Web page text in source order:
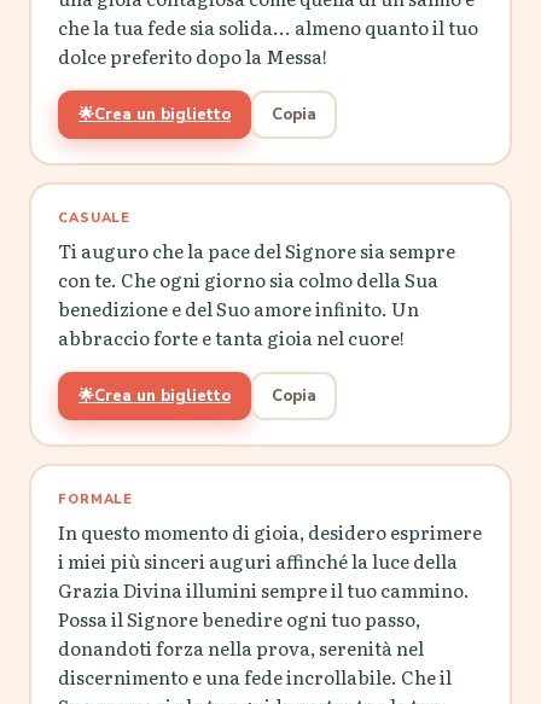
che la tua fede sia solida... almeno quanto il tuo
dolce preferito dopo la Messa!
🌟Crea un biglietto Copia
CASUALE
Ti auguro che la pace del Signore sia sempre
con te. Che ogni giorno sia colmo della Sua
benedizione e del Suo amore infinito. Un
abbraccio forte e tanta gioia nel cuore!
🌟Crea un biglietto Copia
FORMALE
In questo momento di gioia, desidero esprimere
i miei più sinceri auguri affinché la luce della
Grazia Divina illumini sempre il tuo cammino.
Possa il Signore benedire ogni tuo passo,
donandoti forza nella prova, serenità nel
discernimento e una fede incrollabile. Che il